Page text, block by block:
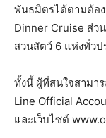
พันธมิตรได้ตามต้อง
Dinner Cruise ส่ว
สวนสัตว์ 6 แห่งทั่วป
ทั้งนี้ ผู้ที่สนใจสามา
Line Official
และเว็บไซต์